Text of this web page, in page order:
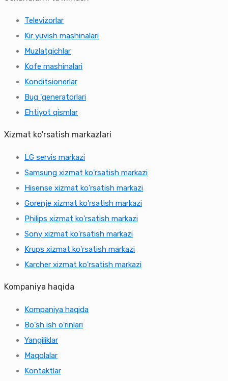
Televizorlar
Kir yuvish mashinalari
Muzlatgichlar
Kofe mashinalari
Konditsionerlar
Bug 'generatorlari
Ehtiyot qismlar
Xizmat ko'rsatish markazlari
LG servis markazi
Samsung xizmat ko'rsatish markazi
Hisense xizmat ko'rsatish markazi
Gorenje xizmat ko'rsatish markazi
Philips xizmat ko'rsatish markazi
Sony xizmat ko'rsatish markazi
Krups xizmat ko'rsatish markazi
Karcher xizmat ko'rsatish markazi
Kompaniya haqida
Kompaniya haqida
Bo'sh ish o'rinlari
Yangiliklar
Maqolalar
Kontaktlar